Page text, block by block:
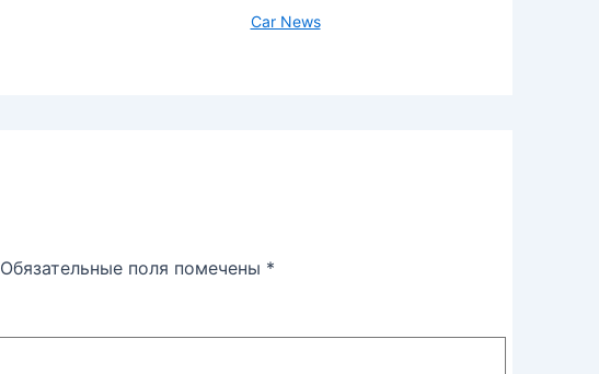
Car News
Обязательные поля помечены *